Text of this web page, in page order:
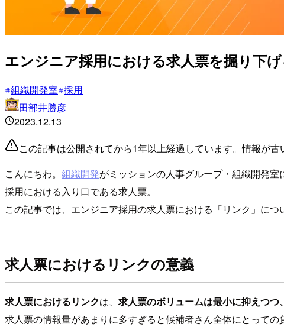
エンジニア採用における求人票を掘り下
組織開発室 採用
田部井勝彦
2023.12.13
この記事は公開されてから1年以上経過しています。情報が古
こんにちわ。 組織開発がミッションの人事グループ・組織開発室
採用における入り口である求人票。
この記事では、エンジニア採用の求人票における「リンク」につ
求人票におけるリンクの意義
求人票におけるリンクは、 求人票のボリュームは最小に抑えつ
求人票の情報量があまりに多すぎると候補者さん全体にとっての